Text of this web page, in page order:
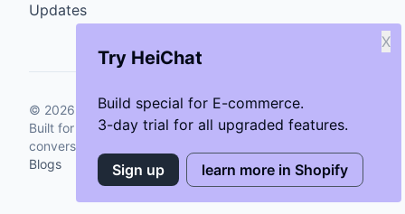
Try HeiChat
Build special for E-commerce.
3-day trial for all upgraded features.
X
Sign up learn more in Shopify
Updates
© 2026 GenCybers Inc. All rights reserved.
Built for storefronts that want faster answers and cleaner
conversions.
Blogs